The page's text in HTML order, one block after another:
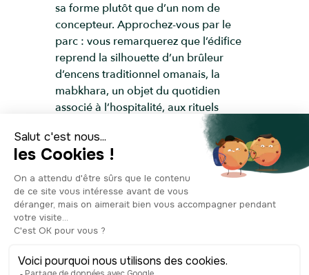
sa forme plutôt que d’un nom de
concepteur. Approchez-vous par le
parc : vous remarquerez que l’édifice
reprend la silhouette d’un brûleur
d’encens traditionnel omanais, la
mabkhara, un objet du quotidien
associé à l’hospitalité, aux rituels
domestiques et à l’art de recevoir. Ici,
cette forme est amplifiée à l’échelle
monumentale, comme pour rappeler
que l’encens, le luban en arabe, est l’un
des symboles les plus forts du
patrimoine omanais, longtemps lié aux
routes commerciales et au
rayonnement régional du pays. Oman,
et particulièrement la région du Dhofar,